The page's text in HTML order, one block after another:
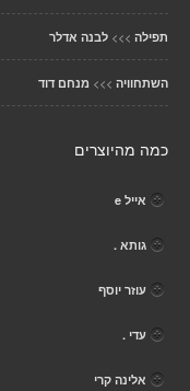
תפילה >>> לבנה אדלר
השתחוויה >>> מנחם דוד
כמה מהיוצרים
אייל e
גותא .
עוזר יוסף
עדי .
אלינה קרי